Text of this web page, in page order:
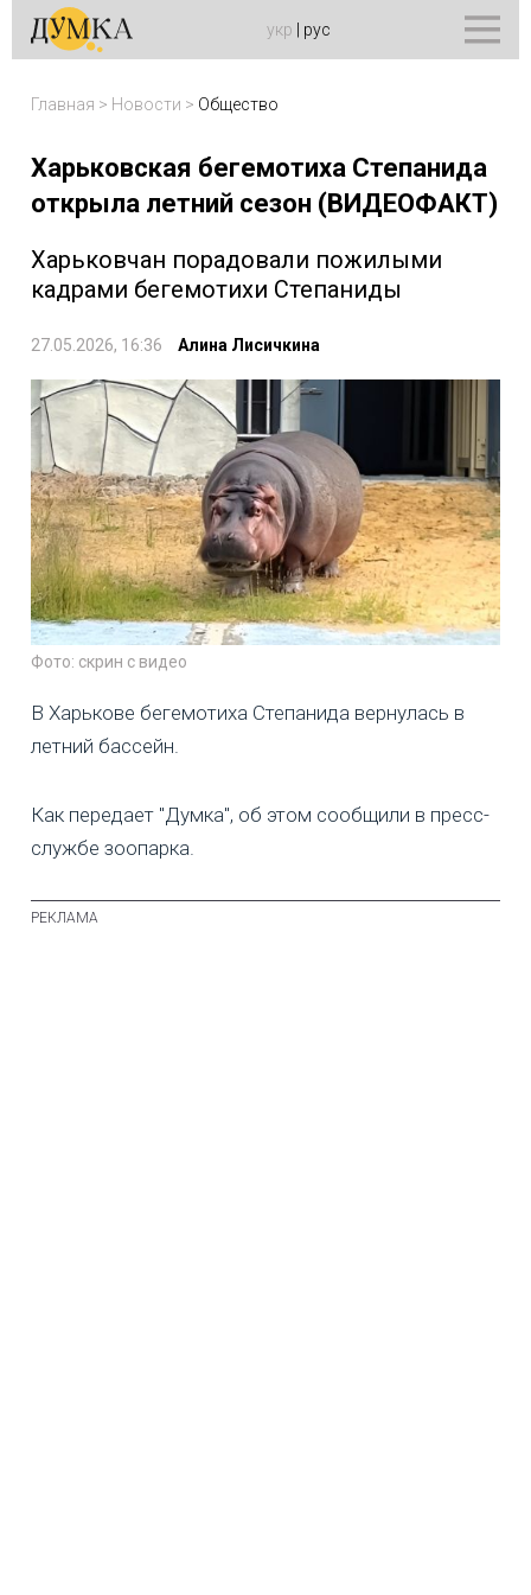
укр рус
Главная > Новости > Общество
Харьковская бегемотиха Степанида
открыла летний сезон (ВИДЕОФАКТ)
Харьковчан порадовали пожилыми
кадрами бегемотихи Степаниды
27.05.2026, 16:36 Алина Лисичкина
Фото: скрин с видео
В Харькове бегемотиха Степанида вернулась в
летний бассейн.
Как передает "Думка", об этом сообщили в пресс-
службе зоопарка.